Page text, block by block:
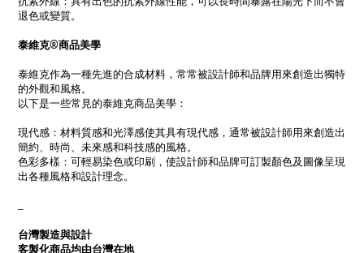
退色或變質。
泰維克®商品美學
泰維克作為一種先進的合成材料，常常被設計師和品牌用來創造出獨特
的外觀和風格。
以下是一些常見的泰維克商品美學：
現代感：材料質感和光澤感使其具有現代感，通常被設計師用來創造出
簡約、時尚、未來感和科技感的風格。
色彩多樣：可輕易染色或印刷，使設計師和品牌可訂製顏色及圖像呈現
出各種風格和設計理念。
台灣製造與設計
客製化商品均由台灣在地